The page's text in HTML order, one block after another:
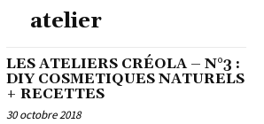
atelier
LES ATELIERS CRÉOLA – N°3 :
DIY COSMETIQUES NATURELS
+ RECETTES
30 octobre 2018